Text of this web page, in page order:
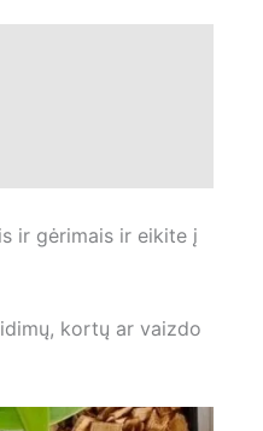
ir gėrimais ir eikite į
kortų ar vaizdo